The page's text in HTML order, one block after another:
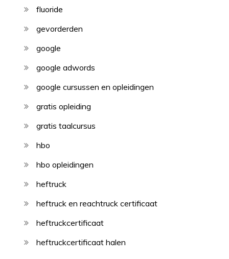
fluoride
gevorderden
google
google adwords
google cursussen en opleidingen
gratis opleiding
gratis taalcursus
hbo
hbo opleidingen
heftruck
heftruck en reachtruck certificaat
heftruckcertificaat
heftruckcertificaat halen